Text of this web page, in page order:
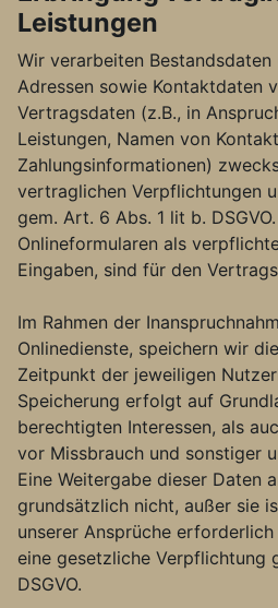
Leistungen
Wir verarbeiten Bestandsdaten
Adressen sowie Kontaktdaten
Vertragsdaten (z.B., in
Leistungen, Namen von
Zahlungsinformationen)
vertraglichen Verpflichtungen
gem. Art. 6 Abs. 1 lit b.
Onlineformularen als
Eingaben, sind für den
Im Rahmen der
Onlinedienste, speichern wir
Zeitpunkt der jeweiligen
Speicherung erfolgt auf
berechtigten Interessen, als
vor Missbrauch und sonstiger
Eine Weitergabe dieser Daten
grundsätzlich nicht, außer sie
unserer Ansprüche
eine gesetzliche Verpflichtung
DSGVO.